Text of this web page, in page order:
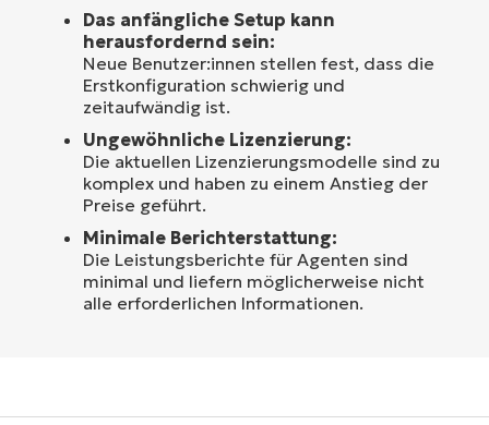
Das anfängliche Setup kann
herausfordernd sein:
Neue Benutzer:innen stellen fest, dass die
Erstkonfiguration schwierig und
zeitaufwändig ist.
Ungewöhnliche Lizenzierung:
Die aktuellen Lizenzierungsmodelle sind zu
komplex und haben zu einem Anstieg der
Preise geführt.
Minimale Berichterstattung:
Die Leistungsberichte für Agenten sind
minimal und liefern möglicherweise nicht
alle erforderlichen Informationen.